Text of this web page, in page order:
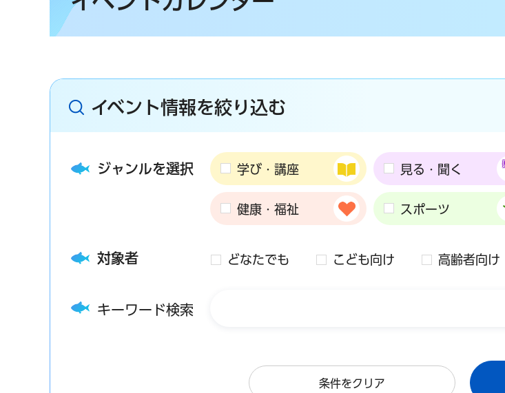
イベント情報を絞り込む
ジャンルを選択 学び・講座 見る・聞く
健康・福祉 スポーツ
対象者 どなたでも こども向け 高齢者向け
キーワード検索
条件をクリア